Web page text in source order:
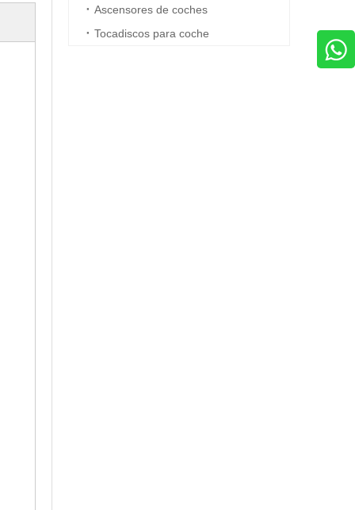
Ascensores de coches
Tocadiscos para coche